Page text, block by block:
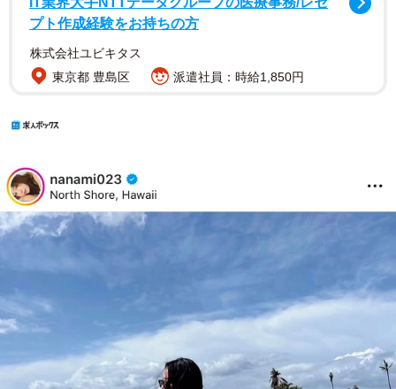
プト作成経験をお持ちの方
株式会社ユビキタス
東京都 豊島区
派遣社員：時給1,850円